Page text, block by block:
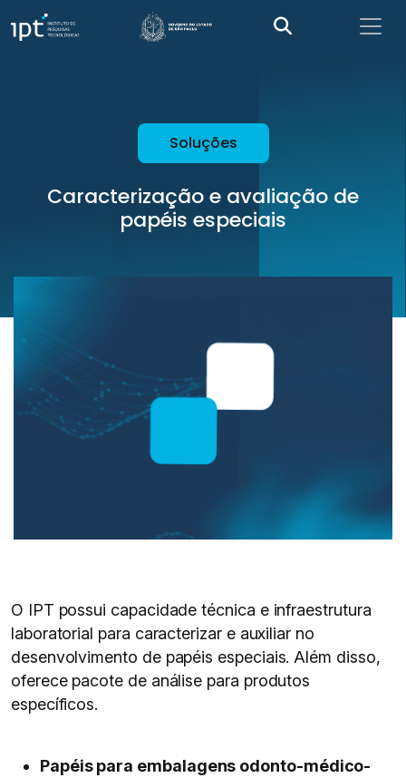
Soluções
Caracterização e avaliação de
papéis especiais
O IPT possui capacidade técnica e infraestrutura
laboratorial para caracterizar e auxiliar no
desenvolvimento de papéis especiais. Além disso,
oferece pacote de análise para produtos
específicos.
Papéis para embalagens odonto-médico-